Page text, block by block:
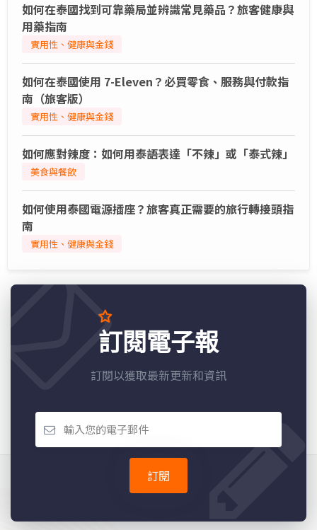
如何在泰國找到可靠藥局並辨識常見藥品？旅客健康與
用藥指南
實用性、健康與金錢
如何在泰國使用 7-Eleven？必買零食、服務與付款指
南（旅客版）
實用性、健康與金錢
如何應對辣度：如何用泰語表達「不辣」或「泰式辣」
美食與餐飲
如何使用泰國電源插座？旅客真正需要的旅行轉接頭指
南
實用性、健康與金錢
訂閱電子報
訂閱以獲取最新更新和資訊
訂閱